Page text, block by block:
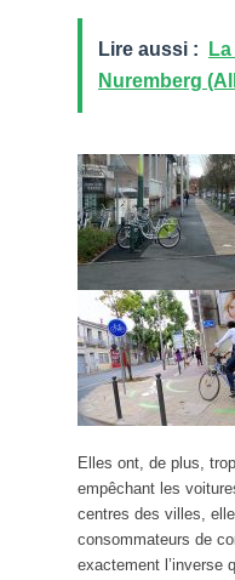
Lire aussi :
Nuremberg
Elles ont, de plus,
empêchant les
centres des villes,
consommateurs de
exactement l’inverse